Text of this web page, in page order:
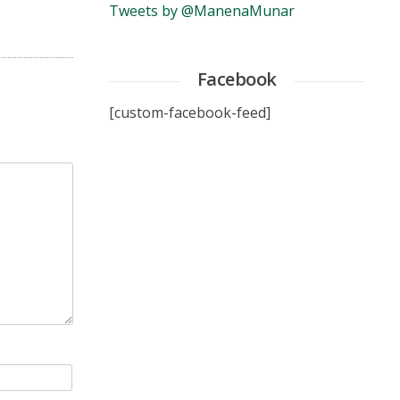
Tweets by @ManenaMunar
Facebook
[custom-facebook-feed]